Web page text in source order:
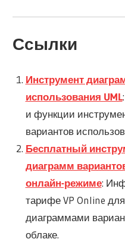
Ссылки
Инструмент
использования UML
и функции
вариантов
Бесплатный
диаграмм
онлайн-режиме:
тарифе VP Online
диаграммами
облаке.